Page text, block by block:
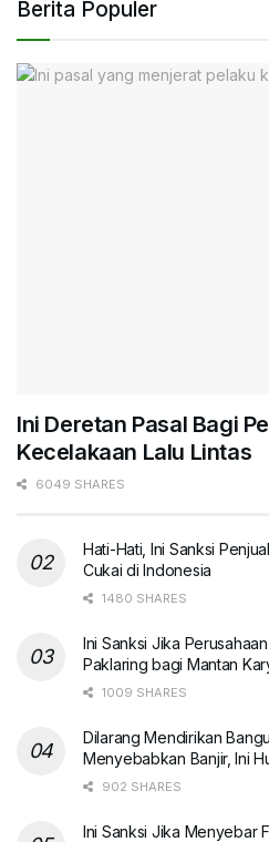
Berita Populer
Ini Deretan Pasal Bagi
Kecelakaan Lalu Lintas
6049 SHARES
Hati-Hati, Ini Sanksi
Cukai di Indonesia
1480 SHARES
Ini Sanksi Jika
Paklaring bagi Mantan
1009 SHARES
Dilarang Mendirikan
Menyebabkan Banjir, Ini
902 SHARES
Ini Sanksi Jika Menyebar